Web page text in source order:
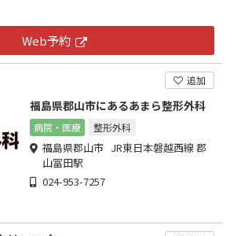
Web予約
追加
福島県郡山市にあるあまら整形外科
病院・医療 整形外科
福島県郡山市 JR東日本磐越西線 郡
山冨田駅
024-953-7257